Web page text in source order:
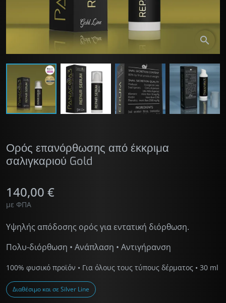
search
Ορός επανόρθωσης από έκκριμα
σαλιγκαριού Gold
140,00 €
με ΦΠΑ
Υψηλής απόδοσης ορός για εντατική διόρθωση.
Πολυ-διόρθωση • Ανάπλαση • Αντιγήρανση
100% φυσικό προϊόν • Για όλους τους τύπους δέρματος • 30 ml
Διαθέσιμο και σε Silver Line